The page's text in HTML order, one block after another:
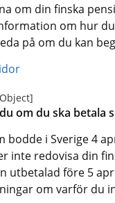
om din finska
om hur
på om du kan
om du ska betala
bodde i Sverige 4
inte redovisa din
utbetalad före 5
om varför du